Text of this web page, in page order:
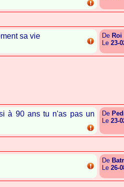
sa vie De
Le 23-
à 90 ans tu n'as pas un
De
Le 23-
De
Le 26-